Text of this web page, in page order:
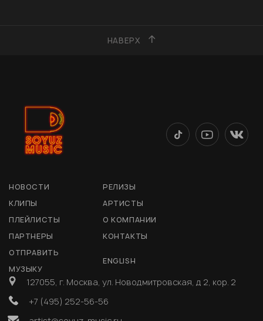
НАВЕРХ
НОВОСТИ
РЕЛИЗЫ
КЛИПЫ
АРТИСТЫ
ПЛЕЙЛИСТЫ
О КОМПАНИИ
ПАРТНЕРЫ
КОНТАКТЫ
ОТПРАВИТЬ
МУЗЫКУ
ENGLISH
127055, г. Москва, ул. Новодмитровская, д 2, кор. 2
+7 (495) 252-56-56